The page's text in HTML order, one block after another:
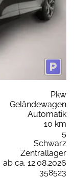
Pkw
Geländewagen
Automatik
10 km
5
Schwarz
Zentrallager
ab ca. 12.08.2026
358523